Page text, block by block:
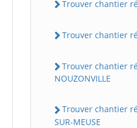
Trouver chantier
Trouver chantier
Trouver chantier
NOUZONVILLE
Trouver chantier
SUR-MEUSE